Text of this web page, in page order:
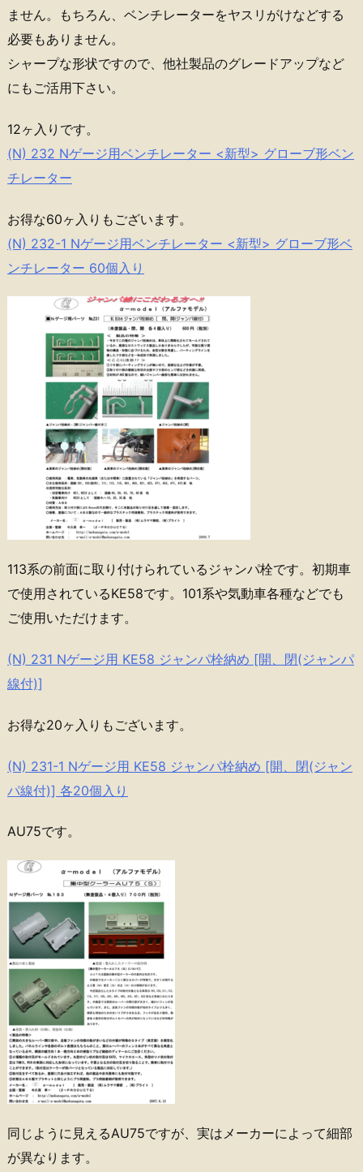
ません。もちろん、ベンチレーターをヤスリがけなどする
必要もありません。
シャープな形状ですので、他社製品のグレードアップなど
にもご活用下さい。
12ヶ入りです。
(N) 232 Nゲージ用ベンチレーター <新型> グローブ形ベン
チレーター
お得な60ヶ入りもございます。
(N) 232-1 Nゲージ用ベンチレーター <新型> グローブ形ベ
ンチレーター 60個入り
113系の前面に取り付けられているジャンパ栓です。初期車
で使用されているKE58です。101系や気動車各種などでも
ご使用いただけます。
(N) 231 Nゲージ用 KE58 ジャンパ栓納め [開、閉(ジャンパ
線付)]
お得な20ヶ入りもございます。
(N) 231-1 Nゲージ用 KE58 ジャンパ栓納め [開、閉(ジャン
パ線付)] 各20個入り
AU75です。
同じように見えるAU75ですが、実はメーカーによって細部
が異なります。